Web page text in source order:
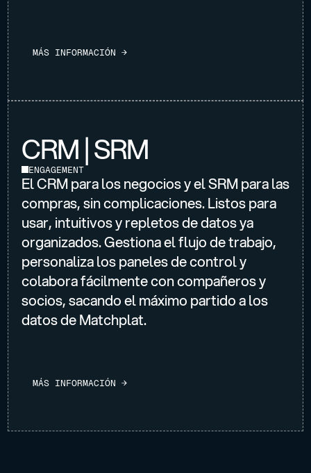
MÁS INFORMACIÓN →
CRM | SRM
ENGAGEMENT
El CRM para los negocios y el SRM para las
compras, sin complicaciones. Listos para
usar, intuitivos y repletos de datos ya
organizados. Gestiona el flujo de trabajo,
personaliza los paneles de control y
colabora fácilmente con compañeros y
socios, sacando el máximo partido a los
datos de Matchplat.
MÁS INFORMACIÓN →